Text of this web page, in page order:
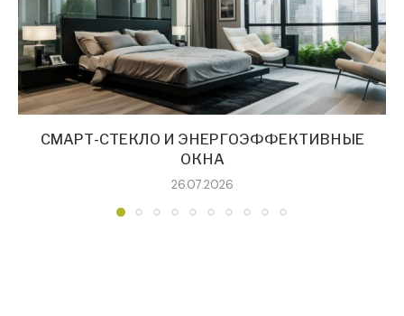
СМАРТ-СТЕКЛО И ЭНЕРГОЭФФЕКТИВНЫЕ
ОКНА
26.07.2026